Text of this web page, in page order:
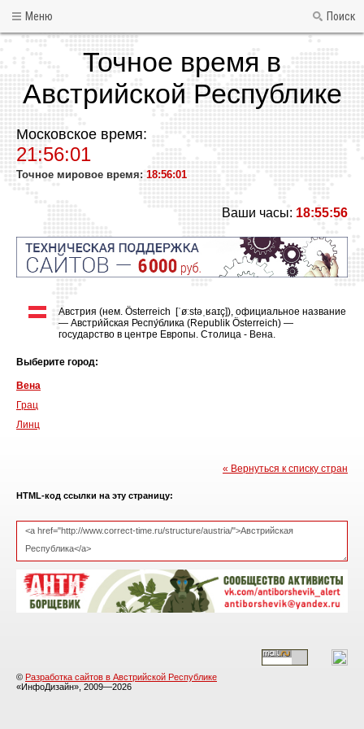
Меню Поиск
Точное время в
Австрийской Республике
Московское время:
21:56:01
Точное мировое время: 18:56:01
Ваши часы: 18:55:56
Австрия (нем. Österreich [ˈøːstəˌʁaɪç]), официальное название
— Австри́йская Респу́блика (Republik Österreich) —
государство в центре Европы. Столица - Вена.
Выберите город:
Вена
Грац
Линц
« Вернуться к списку стран
HTML-код ссылки на эту страницу:
© Разработка сайтов в Австрийской Республике
«ИнфоДизайн», 2009—2026